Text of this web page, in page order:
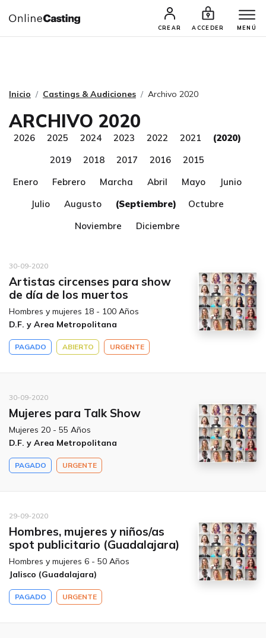
CREAR ACCEDER MENÚ
CASTINGS Y AUDICIONES TALENTOS
Inicio Castings & Audiciones Archivo 2020
ARCHIVO 2020
2026 2025 2024 2023 2022 2021
(2020)
2019
2018 2017 2016
2015
Enero
Febrero Marcha Abril Mayo
Junio
Julio
Augusto (Septiembre)
Octubre
Noviembre
Diciembre
30-09-2020
Artistas circenses para show
de día de los muertos
Hombres y mujeres 18 - 100 Años
D.F. y Area Metropolitana
PAGADO ABIERTO URGENTE
30-09-2020
Mujeres para Talk Show
Mujeres 20 - 55 Años
D.F. y Area Metropolitana
PAGADO URGENTE
29-09-2020
Hombres, mujeres y niños/as
spot publicitario (Guadalajara)
Hombres y mujeres 6 - 50 Años
Jalisco (Guadalajara)
PAGADO URGENTE